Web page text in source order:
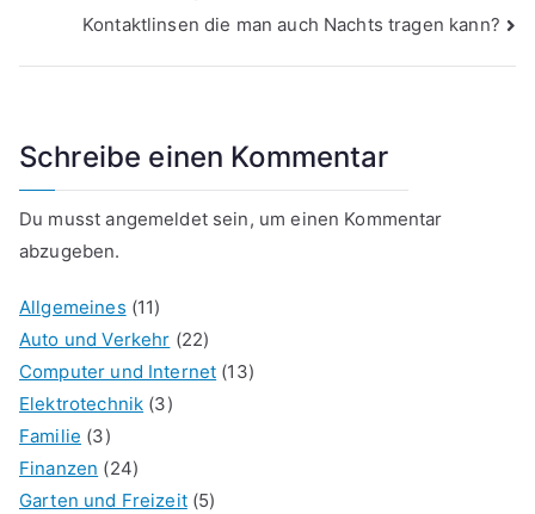
Kontaktlinsen die man auch Nachts tragen kann?
Schreibe einen Kommentar
Du musstangemeldetsein, um einen Kommentar
abzugeben.
Allgemeines (11)
Auto und Verkehr (22)
Computer und Internet (13)
Elektrotechnik (3)
Familie (3)
Finanzen (24)
Garten und Freizeit(5)